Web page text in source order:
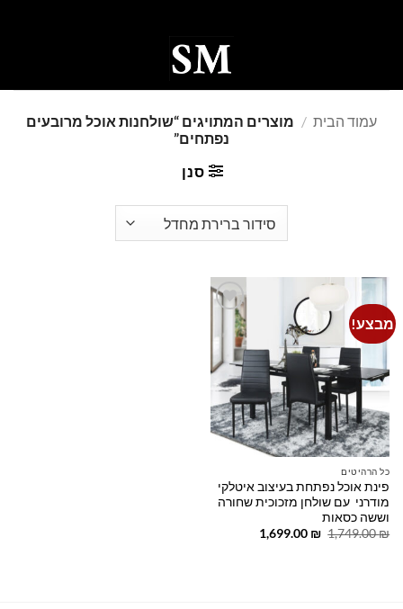
עמוד הבית / מוצרים המתויגים “שולחנות אוכל מרובעים
נפתחים”
סנן
מבצע!
Add to
wishlist
כל הרהיטים
פינת אוכל נפתחת בעיצוב איטלקי
מודרני עם שולחן מזכוכית שחורה
וששה כסאות
1,749.00₪
המחיר
1,699.00 ₪
המחיר